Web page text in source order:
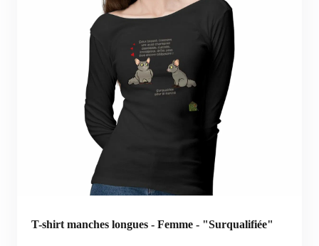
T-shirt manches longues - Femme - "Surqualifiée"